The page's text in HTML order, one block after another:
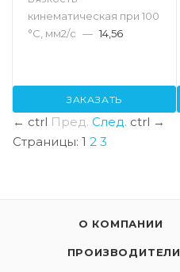
кинематическая при 100
°С, мм2/с — 14,56
ЗАКАЗАТЬ
← ctrl Пред. След. ctrl →
Страницы: 1 2 3
О КОМПАНИИ
ПРОИЗВОДИТЕЛИ